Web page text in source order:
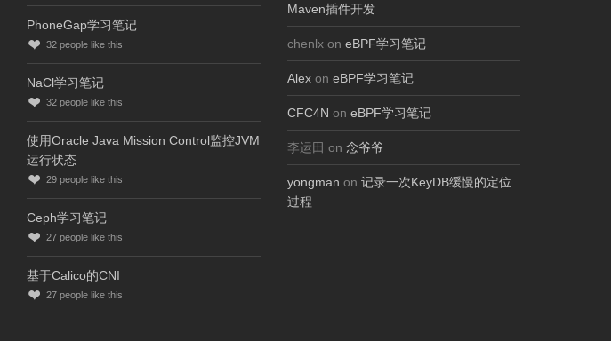
PhoneGap学习笔记
32 people like this
NaCl学习笔记
32 people like this
使用Oracle Java Mission Control监控JVM
运行状态
29 people like this
Ceph学习笔记
27 people like this
基于Calico的CNI
27 people like this
Maven插件开发
chenlx on eBPF学习笔记
Alexon eBPF学习笔记
CFC4N on eBPF学习笔记
李运田 on 念爷爷
yongman on 记录一次KeyDB缓慢的定位
过程